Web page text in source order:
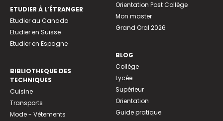
ETUDIER À L’ÉTRANGER
Etudier au Canada
Etudier en Suisse
Etudier en Espagne
BIBLIOTHEQUE DES
TECHNIQUES
Cuisine
Transports
Mode - Vêtements
Orientation Post Collège
Mon master
Grand Oral 2026
BLOG
Collège
Lycée
Supérieur
Orientation
Guide pratique